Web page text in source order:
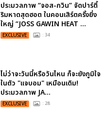
ประมวลภาพ “จอส-กวิน” จัดปาร์ตี้
ริมหาดสุดฮอต ในคอนเสิร์ตครั้งยิ่ง
ใหญ่ “JOSS GAWIN HEAT ...
EXCLUSIVE : 34
ไม่ว่าจะวันนี้หรือวันไหน ก็จะยังภูมิใจ
ในตัว "แจบอม" เหมือนเดิม!
ประมวลภาพ JA...
EXCLUSIVE : 28